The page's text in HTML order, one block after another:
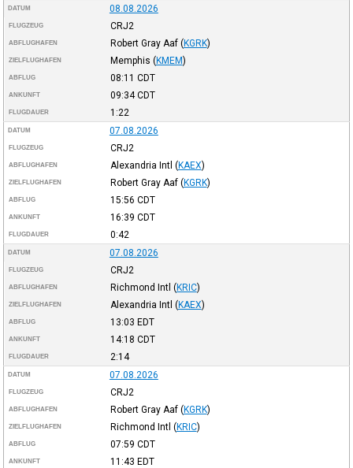
DATUM 08.08.2026
FLUGZEUG CRJ2
ABFLUGHAFEN Robert Gray Aaf (KGRK)
ZIELFLUGHAFEN Memphis (KMEM)
ABFLUG 08:11 CDT
ANKUNFT 09:34CDT
FLUGDAUER 1:22
DATUM 07.08.2026
FLUGZEUG CRJ2
ABFLUGHAFEN Alexandria Intl (KAEX)
ZIELFLUGHAFEN Robert Gray Aaf (KGRK)
ABFLUG 15:56 CDT
ANKUNFT 16:39 CDT
FLUGDAUER 0:42
DATUM 07.08.2026
FLUGZEUG CRJ2
ABFLUGHAFEN Richmond Intl (KRIC)
ZIELFLUGHAFEN Alexandria Intl (KAEX)
ABFLUG 13:03 EDT
ANKUNFT 14:18 CDT
FLUGDAUER 2:14
DATUM 07.08.2026
FLUGZEUG CRJ2
ABFLUGHAFEN Robert Gray Aaf (KGRK)
ZIELFLUGHAFEN Richmond Intl (KRIC)
ABFLUG 07:59 CDT
ANKUNFT 11:43 EDT